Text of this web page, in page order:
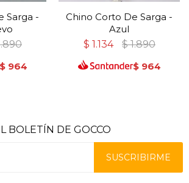
Sarga -
964
Chino Corto De Sarga -
Azul
$ 1.134 $ 1.890
$ 964
BOLETÍN DE GOCCO
SUSCRIBIRME